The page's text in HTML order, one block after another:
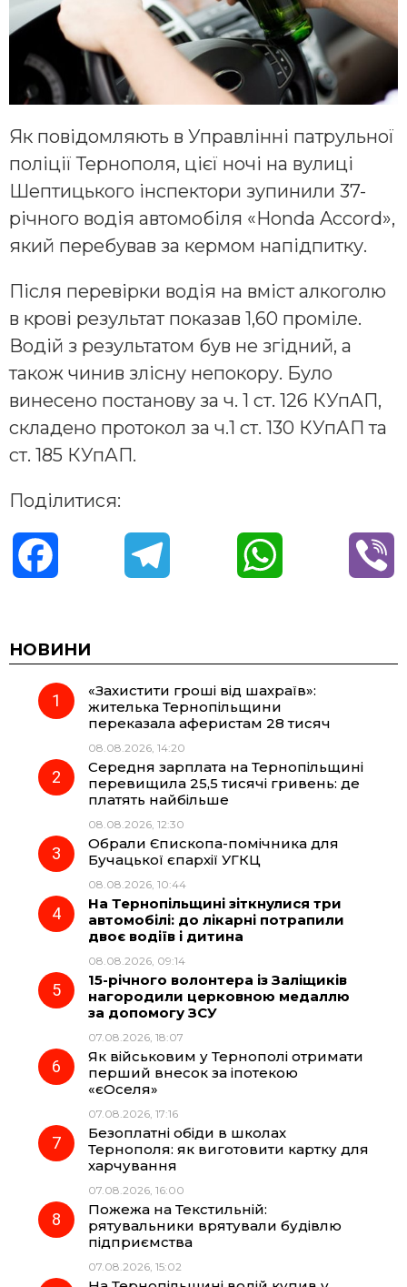
Як повідомляють в Управлінні патрульної
поліції Тернополя, цієї ночі на вулиці
Шептицького інспектори зупинили 37-
річного водія автомобіля «Honda Accord»,
який перебував за кермом напідпитку.
Після перевірки водія на вміст алкоголю
в крові результат показав 1,60 проміле.
Водій з результатом був не згідний, а
також чинив злісну непокору. Було
винесено постанову за ч. 1 ст. 126 КУпАП,
складено протокол за ч.1 ст. 130 КУпАП та
ст. 185 КУпАП.
Поділитися:
c
e
o
k
e
r
a
t
A
НОВИНИ
«Захистити гроші від шахраїв»:
жителька Тернопільщини
переказала аферистам 28 тисяч
08.08.2026, 14:20
Середня зарплата на Тернопільщині
перевищила 25,5 тисячі гривень: де
платять найбільше
08.08.2026, 12:30
Обрали Єпископа-помічника для
Бучацької єпархії УГКЦ
08.08.2026, 10:44
На Тернопільщині зіткнулися три
автомобілі: до лікарні потрапили
двоє водіїв і дитина
08.08.2026, 09:14
15-річного волонтера із Заліщиків
нагородили церковною медаллю
за допомогу ЗСУ
07.08.2026, 18:07
Як військовим у Тернополі отримати
перший внесок за іпотекою
«єОселя»
07.08.2026, 17:16
Безоплатні обіди в школах
Тернополя: як виготовити картку для
харчування
07.08.2026, 16:00
Пожежа на Текстильній:
рятувальники врятували будівлю
підприємства
07.08.2026, 15:02